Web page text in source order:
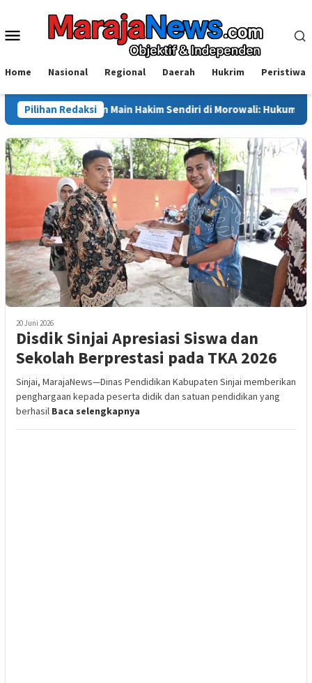
konten
Menu
Home Nasional Regional Daerah Hukrim Peristiwa
Pilihan Redaksi
Dugaan Main Hakim Sendiri di Morowali: Hukum Harus Berdiri di
20 Juni 2026
Disdik Sinjai Apresiasi Siswa dan
Sekolah Berprestasi pada TKA 2026
Sinjai, MarajaNews—Dinas Pendidikan Kabupaten Sinjai memberikan
penghargaan kepada peserta didik dan satuan pendidikan yang
berhasil Baca selengkapnya